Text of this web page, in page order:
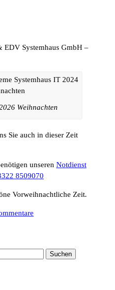
EDV Systemhaus GmbH –
Weihnachten
Sie auch in dieser Zeit
unseren Notdienst
8509070
Vorweihnachtliche Zeit.